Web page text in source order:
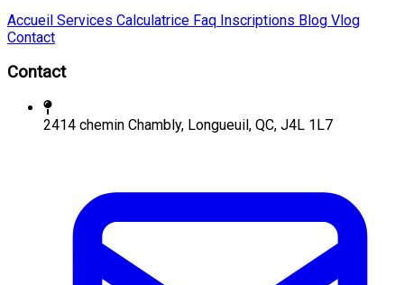
Accueil Services Calculatrice Faq Inscriptions Blog Vlog
Contact
Contact
2414 chemin Chambly, Longueuil, QC, J4L 1L7